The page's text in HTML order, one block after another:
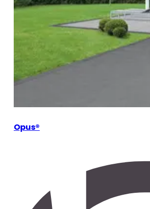
Opus®